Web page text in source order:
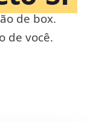
de box.
de você.